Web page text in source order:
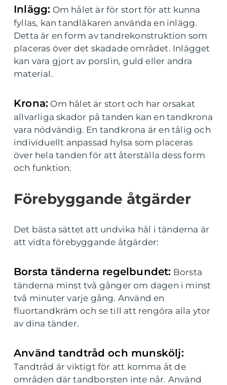
Inlägg: Om hålet är för stort för att kunna
fyllas, kan tandläkaren använda en inlägg.
Detta är en form av tandrekonstruktion som
placeras över det skadade området. Inlägget
kan vara gjort av porslin, guld eller andra
material.
Krona: Om hålet är stort och har orsakat
allvarliga skador på tanden kan en tandkrona
vara nödvändig. En tandkrona är en tålig och
individuellt anpassad hylsa som placeras
över hela tanden för att återställa dess form
och funktion.
Förebyggande åtgärder
Det bästa sättet att undvika hål i tänderna är
att vidta förebyggande åtgärder:
Borsta tänderna regelbundet: Borsta
tänderna minst två gånger om dagen i minst
två minuter varje gång. Använd en
fluortandkräm och se till att rengöra alla ytor
av dina tänder.
Använd tandtråd och munskölj:
Tandtråd är viktigt för att komma åt de
områden där tandborsten inte når. Använd